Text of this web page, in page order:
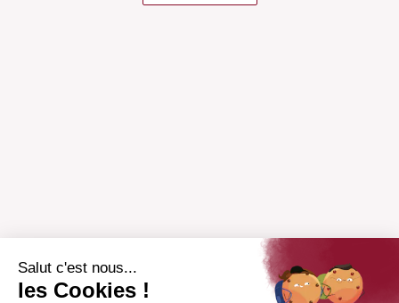
Salut c'est nous...
les Cookies !